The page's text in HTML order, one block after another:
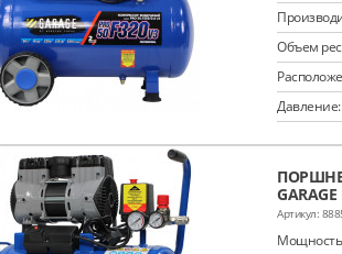
Объем
Давление: